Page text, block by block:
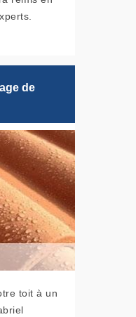
de
toit à un